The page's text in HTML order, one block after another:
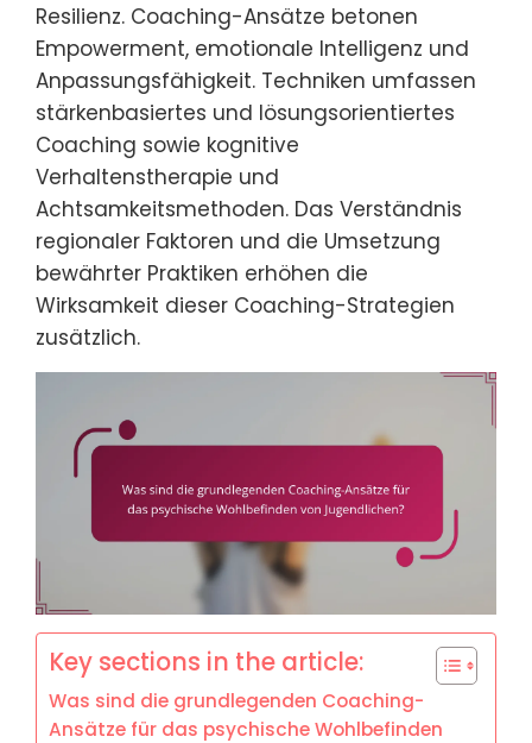
Resilienz. Coaching-Ansätze betonen
Empowerment, emotionale Intelligenz und
Anpassungsfähigkeit. Techniken umfassen
stärkenbasiertes und lösungsorientiertes
Coaching sowie kognitive
Verhaltenstherapie und
Achtsamkeitsmethoden. Das Verständnis
regionaler Faktoren und die Umsetzung
bewährter Praktiken erhöhen die
Wirksamkeit dieser Coaching-Strategien
zusätzlich.
Key sections in the article:
Was sind die grundlegenden Coaching-
Ansätze für das psychische Wohlbefinden